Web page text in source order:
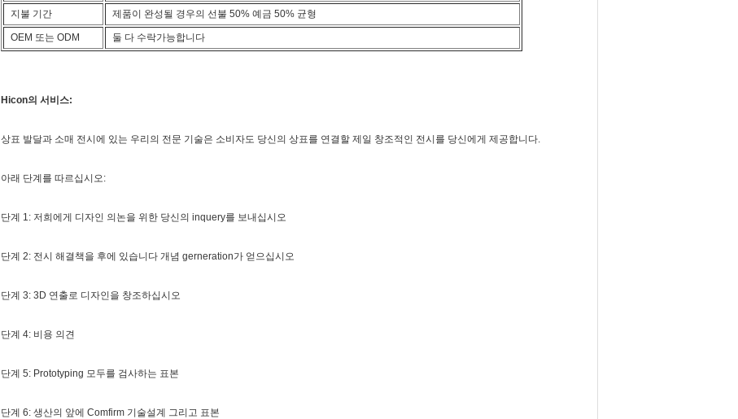
지불 기간 제품이 완성될 경우의 선불 50% 예금 50% 균형
OEM 또는 ODM 둘 다 수락가능합니다
Hicon의 서비스:
상표 발달과 소매 전시에 있는 우리의 전문 기술은 소비자도 당신의 상표를 연결할 제일 창조적인 전시를 당신에게 제공합니다.
아래 단계를 따르십시오:
단계 1: 저희에게 디자인 의논을 위한 당신의 inquery를 보내십시오
단계 2: 전시 해결책을 후에 있습니다 개념 gerneration가 얻으십시오
단계 3: 3D 연출로 디자인을 창조하십시오
단계 4: 비용 의견
단계 5: Prototyping 모두를 검사하는 표본
단계 6: 생산의 앞에 Comfirm 기술설계 그리고 표본